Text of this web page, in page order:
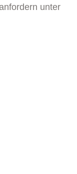
unter